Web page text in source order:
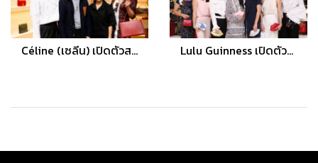
Céline (เซลีน) เปิดตัวสโตร์แห่งใหม่ล่าสุด พร้อมคอลเลคชั่น Fall 18 ที่สยามพารากอน Lulu Guinness เปิดตัวคอลเลคชั่น ประจำฤดูใบไม้ผลิและฤดูร้อน 2017 "HEART OF EXPRESSION"